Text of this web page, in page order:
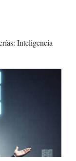
Inteligencia